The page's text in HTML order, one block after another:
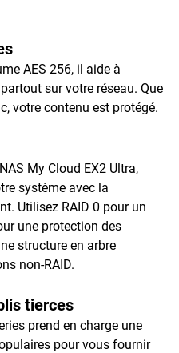
AES 256, il aide à
sur votre réseau. Que
votre contenu est protégé.
My Cloud EX2 Ultra,
système avec la
Utilisez RAID 0 pour un
une protection des
structure en arbre
non-RAID.
tierces
prend en charge une
pour vous fournir